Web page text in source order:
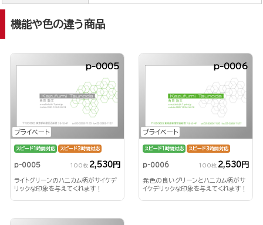
機能や色の違う商品
プライベート
p-0005
スピード1時間対応 スピード3時間対応
p-0005 100枚 2,530円
ライトグリーンのハニカム柄がサイケデ
リックな印象を与えてくれます！
プライベート
p-0006
スピード1時間対応 スピード3時間対応
p-0006 100枚 2,530円
発色の良いグリーンとハニカム柄がサ
イケデリックな印象を与えてくれます！